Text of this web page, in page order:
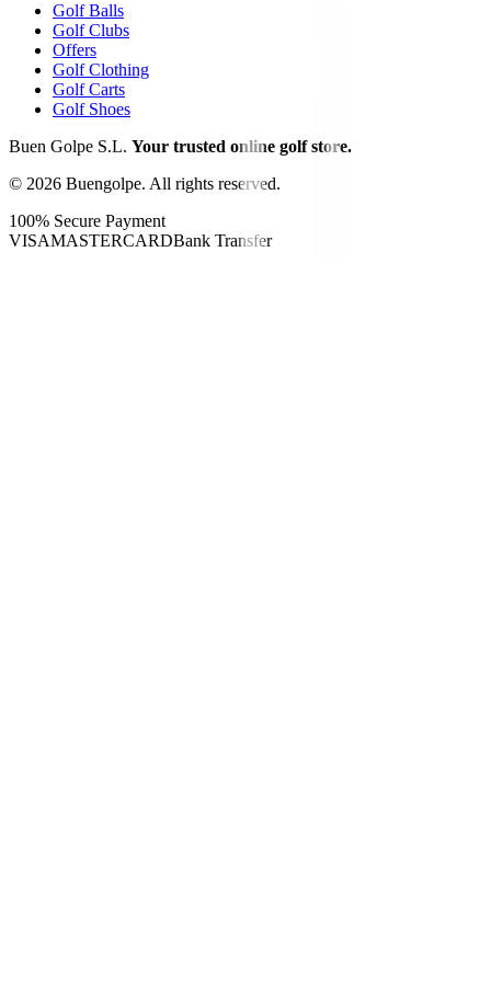
Golf Balls
Golf Clubs
Offers
Golf Clothing
Golf Carts
Golf Shoes
Buen Golpe S.L. Your trusted online golf store.
© 2026 Buengolpe. All rights reserved.
100% Secure Payment
VISAMASTERCARDBank Transfer